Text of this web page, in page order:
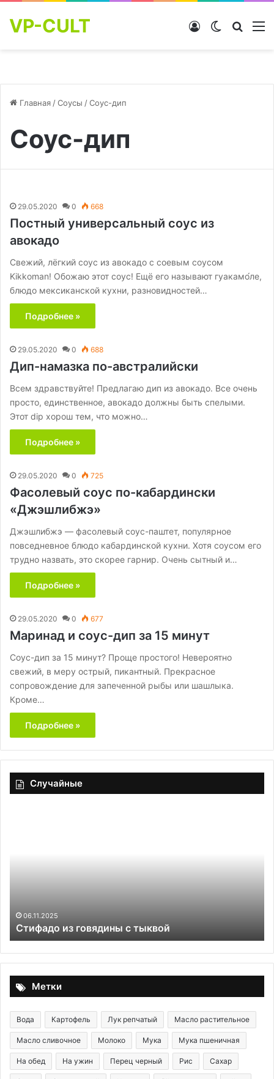
VP-CULT Switch skin
Войти
Главная /Соусы /Соус-дип
Соус-дип
29.05.2020 0 668
Постный универсальный соус из
авокадо
Свежий, лёгкий соус из авокадо с соевым соусом
Kikkoman! Обожаю этот соус! Ещё его называют гуакамо́ле,
блюдо мексиканской кухни, разновидностей…
Подробнее »
29.05.2020 0 688
Дип-намазка по-австралийски
Всем здравствуйте! Предлагаю дип из авокадо. Все очень
просто, единственное, авокадо должны быть спелыми.
Этот dip хорош тем, что можно…
Подробнее »
29.05.2020 0 725
Фасолевый соус по-кабардински
«Джэшлибжэ»
Джэшлибжэ — фасолевый соус-паштет, популярное
повседневное блюдо кабардинской кухни. Хотя соусом его
трудно назвать, это скорее гарнир. Очень сытный и…
Подробнее »
29.05.2020 0 677
Маринад и соус-дип за 15 минут
Соус-дип за 15 минут? Проще простого! Невероятно
свежий, в меру острый, пикантный. Прекрасное
сопровождение для запеченной рыбы или шашлыка.
Кроме…
Подробнее »
Случайные
06.11.2025
Стифадо из говядины с тыквой
Метки
Вода Картофель Лук репчатый Масло растительное
Масло сливочное Молоко Мука Мука пшеничная
На обед На ужин Перец черный Рис Сахар